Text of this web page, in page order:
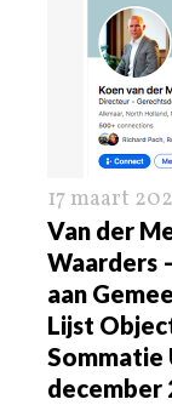
17 maart
Van der
Waarders
aan
Lijst
Sommatie
december